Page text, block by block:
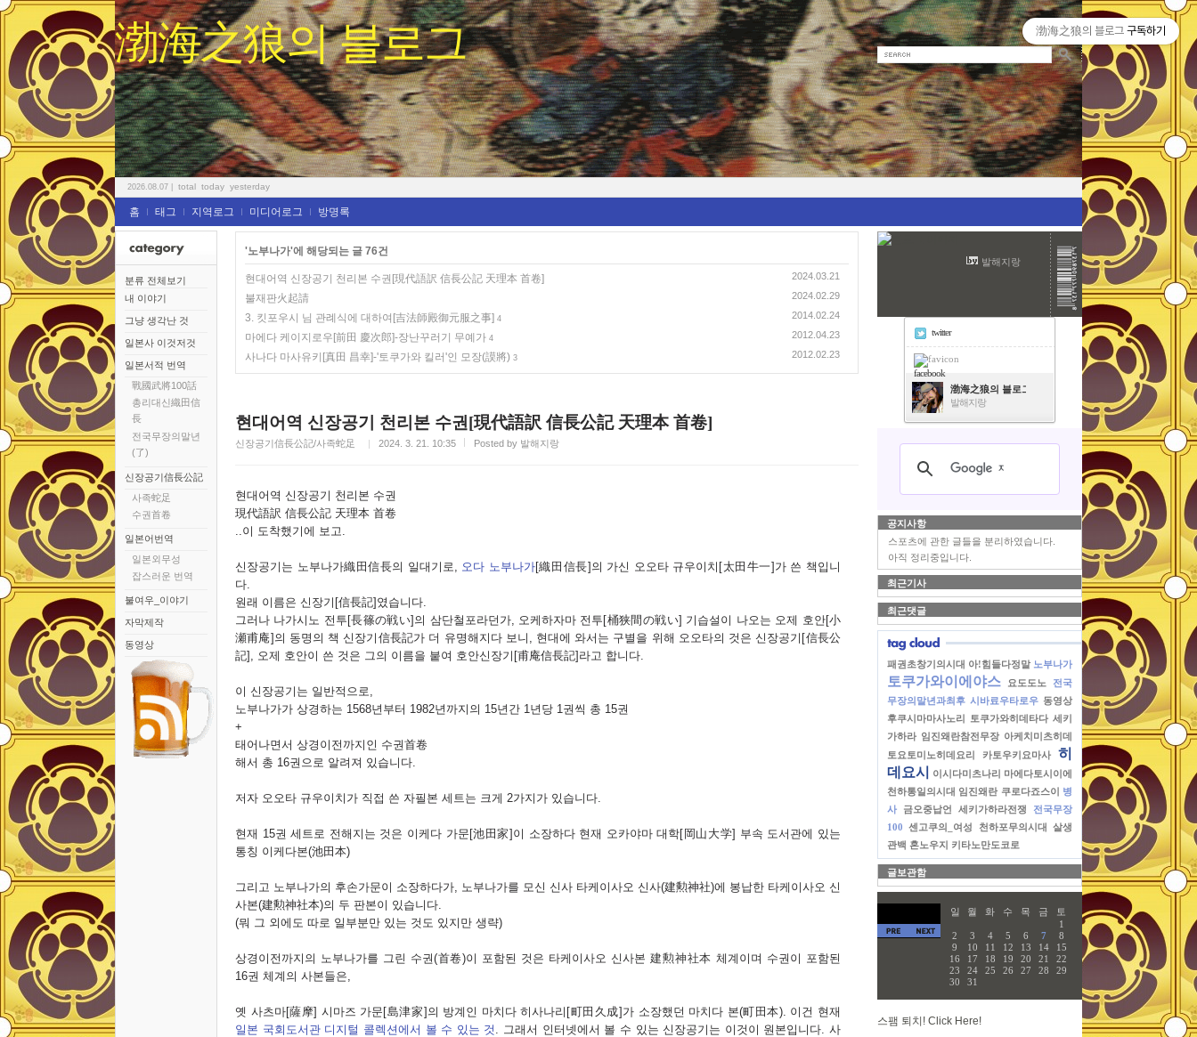
渤海之狼의 블로그
2026.08.07 total today yesterday
홈 태그 지역로그 미디어로그 방명록
분류 전체보기
내 이야기
그냥 생각난 것
일본사 이것저것
일본서적 번역
戰國武將100話
총리대신織田信
長
전국무장의말년
(了)
신장공기信長公記
사족蛇足
수권首卷
일본어번역
일본외무성
잡스러운 번역
불여우_이야기
자막제작
동영상
'노부나가'에 해당되는 글 76건
2024.03.21
현대어역 신장공기 천리본 수권[現代語訳 信長公記 天理本 首卷]
2024.02.29
불재판火起請
2014.02.24
3. 킷포우시 님 관례식에 대하여[吉法師殿御元服之事] 4
2012.04.23
마에다 케이지로우[前田 慶次郎]-장난꾸러기 무예가 4
2012.02.23
사나다 마사유키[真田 昌幸]-'토쿠가와 킬러'인 모장(謨將) 3
현대어역 신장공기 천리본 수권[現代語訳 信長公記 天理本 首卷]
신장공기信長公記/사족蛇足 2024. 3. 21. 10:35 Posted by 발해지랑
현대어역 신장공기 천리본 수권
現代語訳 信長公記 天理本 首卷
..이 도착했기에 보고.
신장공기는 노부나가織田信長의 일대기로, 오다 노부나가[織田信長]의 가신 오오타 규우이치[太田牛一]가 쓴 책입니
다.
원래 이름은 신장기[信長記]였습니다.
그러나 나가시노 전투[長篠の戦い]의 삼단철포라던가, 오케하자마 전투[桶狭間の戦い] 기습설이 나오는 오제 호안[小
瀬甫庵]의 동명의 책 신장기信長記가 더 유명해지다 보니, 현대에 와서는 구별을 위해 오오타의 것은 신장공기[信長公
記], 오제 호안이 쓴 것은 그의 이름을 붙여 호안신장기[甫庵信長記]라고 합니다.
이 신장공기는 일반적으로,
노부나가가 상경하는 1568년부터 1982년까지의 15년간 1년당 1권씩 총 15권
+
태어나면서 상경이전까지인 수권首卷
해서 총 16권으로 알려져 있습니다.
저자 오오타 규우이치가 직접 쓴 자필본 세트는 크게 2가지가 있습니다.
현재 15권 세트로 전해지는 것은 이케다 가문[池田家]이 소장하다 현재 오카야마 대학[岡山大学] 부속 도서관에 있는
통칭 이케다본(池田本)
그리고 노부나가의 후손가문이 소장하다가, 노부나가를 모신 신사 타케이사오 신사(建勲神社)에 봉납한 타케이사오 신
사본(建勲神社本)의 두 판본이 있습니다.
(뭐 그 외에도 따로 일부분만 있는 것도 있지만 생략)
상경이전까지의 노부나가를 그린 수권(首卷)이 포함된 것은 타케이사오 신사본 建勲神社本 체계이며 수권이 포함된
16권 체계의 사본들은,
옛 사츠마[薩摩] 시마즈 가문[島津家]의 방계인 마치다 히사나리[町田久成]가 소장했던 마치다 본(町田本). 이건 현재
일본 국회도서관 디지털 콜렉션에서 볼 수 있는 것 . 그래서 인터넷에서 볼 수 있는 신장공기는 이것이 원본입니다. 사
발해지랑
twitter
facebook
渤海之狼의 블로그
발해지랑
공지사항
스포츠에 관한 글들을 분리하였습니다.
아직 정리중입니다.
최근기사
최근댓글
패권초창기의시대 아!힘들다정말 노부나가
토쿠가와이에야스 요도도노
전국
무장의말년과최후 시바료우타로우 동영상
후쿠시마마사노리
토쿠가와히데타다 세키
가하라 임진왜란참전무장 아케치미츠히데
토요토미노히데요리
카토우키요마사
히
데요시
이시다미츠나리 마에다토시이에
천하통일의시대 임진왜란 쿠로다죠스이 병
사
금오중납언 세키가하라전쟁
전국무장
100
센고쿠의_여성 천하포무의시대 살생
관백 혼노우지 키타노만도코로
글보관함
일 월 화 수 목 금
토
1
2
3 4 5 6 7
8
9
10 11 12 13 14
15
16
17 18 19 20 21
22
23
24 25 26 27 28
29
30
31
스팸 퇴치! Click Here!
渤海之狼의 블로그 구독하기